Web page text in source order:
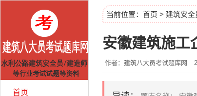
首页
当前位置： 首页 > 建筑安全
安徽建筑施工
作者：建筑八大员考试题库网